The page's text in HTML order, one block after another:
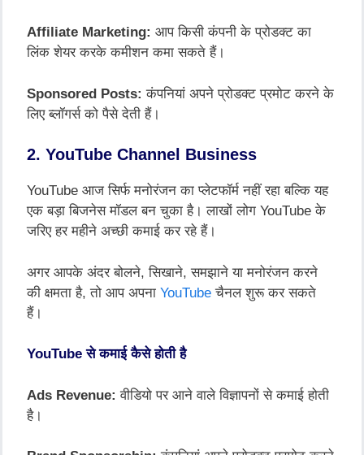
Affiliate Marketing: आप किसी कंपनी के प्रोडक्ट का
लिंक शेयर करके कमीशन कमा सकते हैं।
Sponsored Posts: कंपनियां अपने प्रोडक्ट प्रमोट करने के
लिए ब्लॉगर्स को पैसे देती हैं।
2. YouTube Channel Business
YouTube आज सिर्फ मनोरंजन का प्लेटफॉर्म नहीं रहा बल्कि यह
एक बड़ा बिजनेस मॉडल बन चुका है। लाखों लोग YouTube के
जरिए हर महीने अच्छी कमाई कर रहे हैं।
अगर आपके अंदर बोलने, सिखाने, समझाने या मनोरंजन करने
की क्षमता है, तो आप अपना YouTube चैनल शुरू कर सकते
हैं।
YouTube से कमाई कैसे होती है
Ads Revenue: वीडियो पर आने वाले विज्ञापनों से कमाई होती
है।